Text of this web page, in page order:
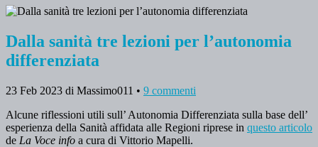
Dalla sanità tre lezioni per l’autonomia
differenziata
23 Feb 2023 di Massimo011 • 9 commenti
Alcune riflessioni utili sull’ Autonomia Differenziata sulla base dell’
esperienza della Sanità affidata alle Regioni riprese in questo articolo
de La Voce info a cura di Vittorio Mapelli.